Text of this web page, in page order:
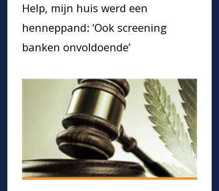
Help, mijn huis werd een
henneppand: ‘Ook screening
banken onvoldoende’